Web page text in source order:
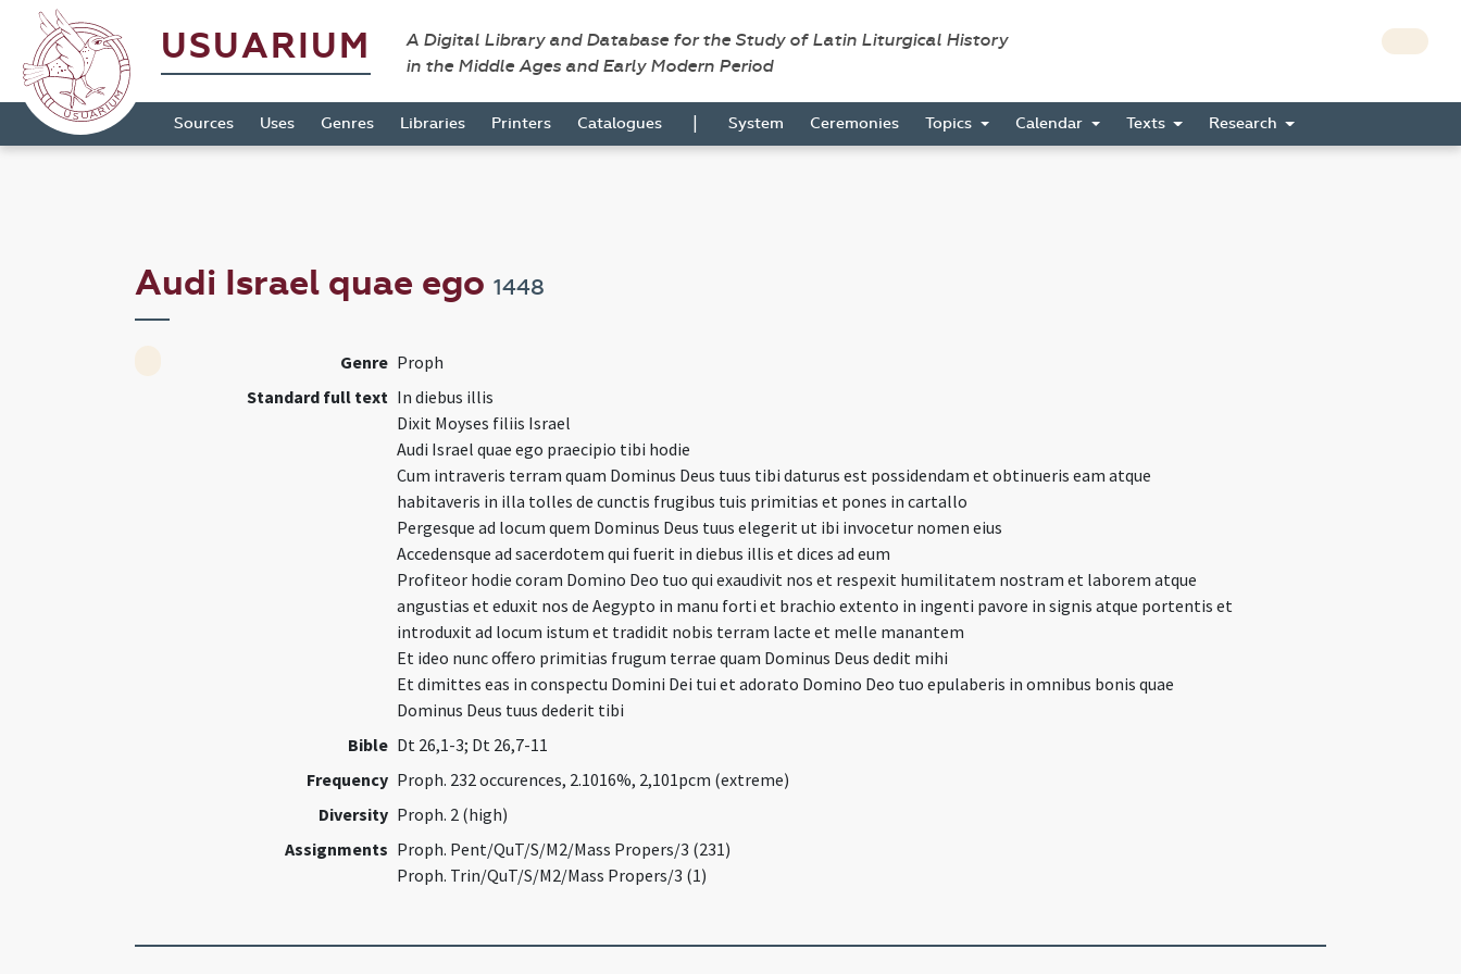
USUARIUM
A Digital Library and Database for the Study of Latin Liturgical History
in the Middle Ages and Early Modern Period
Sources Uses Genres Libraries Printers Catalogues | System Ceremonies Topics Calendar Texts Research
Audi Israel quae ego 1448
Genre Proph
Standard full text In diebus illis
Dixit Moyses filiis Israel
Audi Israel quae ego praecipio tibi hodie
Cum intraveris terram quam Dominus Deus tuus tibi daturus est possidendam et obtinueris eam atque
habitaveris in illa tolles de cunctis frugibus tuis primitias et pones in cartallo
Pergesque ad locum quem Dominus Deus tuus elegerit ut ibi invocetur nomen eius
Accedensque ad sacerdotem qui fuerit in diebus illis et dices ad eum
Profiteor hodie coram Domino Deo tuo qui exaudivit nos et respexit humilitatem nostram et laborem atque
angustias et eduxit nos de Aegypto in manu forti et brachio extento in ingenti pavore in signis atque portentis et
introduxit ad locum istum et tradidit nobis terram lacte et melle manantem
Et ideo nunc offero primitias frugum terrae quam Dominus Deus dedit mihi
Et dimittes eas in conspectu Domini Dei tui et adorato Domino Deo tuo epulaberis in omnibus bonis quae
Dominus Deus tuus dederit tibi
Bible Dt 26,1-3; Dt 26,7-11
Frequency Proph. 232 occurences, 2.1016%, 2,101pcm (extreme)
Diversity Proph. 2 (high)
Assignments Proph. Pent/QuT/S/M2/Mass Propers/3 (231)
Proph. Trin/QuT/S/M2/Mass Propers/3 (1)